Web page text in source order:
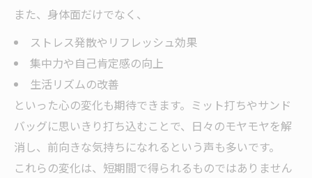
また、身体面だけでなく、
ストレス発散やリフレッシュ効果
集中力や自己肯定感の向上
生活リズムの改善
といった心の変化も期待できます。ミット打ちやサンド
バッグに思いきり打ち込むことで、日々のモヤモヤを解
消し、前向きな気持ちになれるという声も多いです。
これらの変化は、短期間で得られるものではありません